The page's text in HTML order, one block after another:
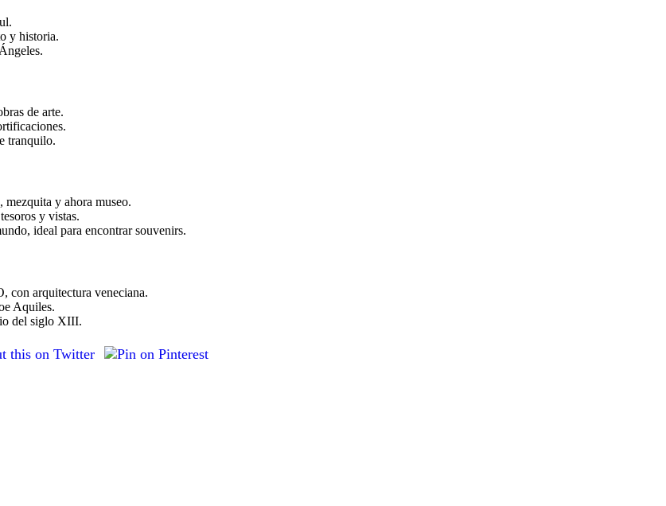
y historia.
de arte.
tranquilo.
y ahora museo.
y vistas.
ideal para encontrar souvenirs.
con arquitectura veneciana.
Aquiles.
del siglo XIII.